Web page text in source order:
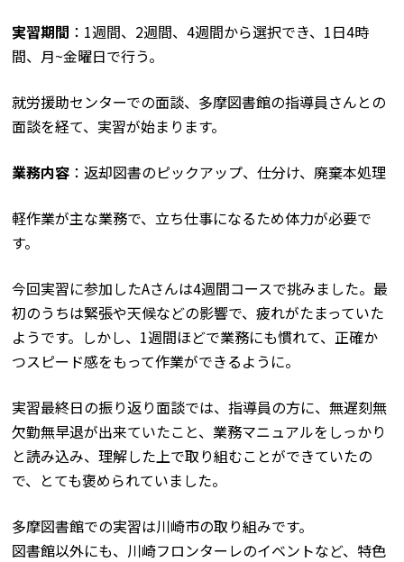
実習期間 ：1週間、2週間、4週間から選択でき、1日4時
間、月~金曜日で行う。
就労援助センターでの面談、多摩図書館の指導員さんとの
面談を経て、実習が始まります。
業務内容 ：返却図書のピックアップ、仕分け、廃棄本処理
軽作業が主な業務で、立ち仕事になるため体力が必要で
す。
今回実習に参加したAさんは4週間コースで挑みました。最
初のうちは緊張や天候などの影響で、疲れがたまっていた
ようです。しかし、1週間ほどで業務にも慣れて、正確か
つスピード感をもって作業ができるように。
実習最終日の振り返り面談では、指導員の方に、無遅刻無
欠勤無早退が出来ていたこと、業務マニュアルをしっかり
と読み込み、理解した上で取り組むことができていたの
で、とても褒められていました。
多摩図書館での実習は川崎市の取り組みです。
図書館以外にも、川崎フロンターレのイベントなど、特色